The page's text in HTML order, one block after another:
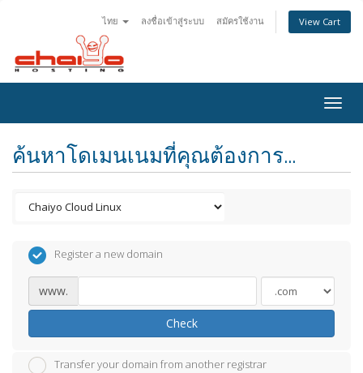
ไทย ลงชื่อเข้าสู่ระบบ สมัครใช้งาน View Cart
ค้นหาโดเมนเนมที่คุณต้องการ...
Register a new domain
www.
Check
Transfer your domain from another registrar